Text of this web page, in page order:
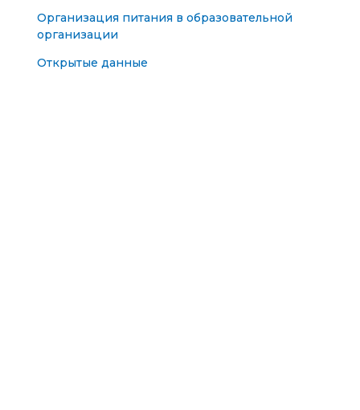
Организация питания в образовательной
организации
Открытые данные